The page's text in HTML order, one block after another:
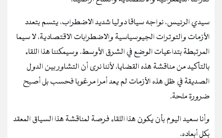
سيدي الرئيس، نواجه سياقا دوليا شديد الاضطراب، يتسم بتعدد
الأزمات والتوترات الجيوسياسية والاضطرابات الاقتصادية، لا سيما
المرتبطة بتداعيات الوضع في الشرق الأوسط. وسيمكننا هذا اللقاء
بالتأكيد من مناقشة هذه القضايا، لأننا نرى أن التشاور بين الدول
الصديقة في ظل هذه الأزمات لم يعد أمرا مرغوبا فحسب بل أصبح
ضرورة ملحة.
وأنا سعيد اليوم بأن يكون هذا اللقاء فرصة لمناقشة هذا السياق المعقد
بكل أبعاده.